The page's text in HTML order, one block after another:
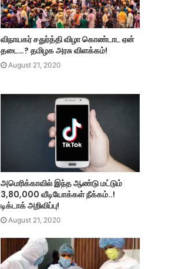
விநாயகர் சதுர்த்தி விழா கொண்டாட ஏன்
தடை…? தமிழக அரசு விளக்கம்!
August 21, 2020
அமெரிக்காவில் இந்த ஆண்டு மட்டும்
3,80,000 வீடியோக்கள் நீக்கம்..!
டிக்டாக் அறிவிப்பு!
August 21, 2020